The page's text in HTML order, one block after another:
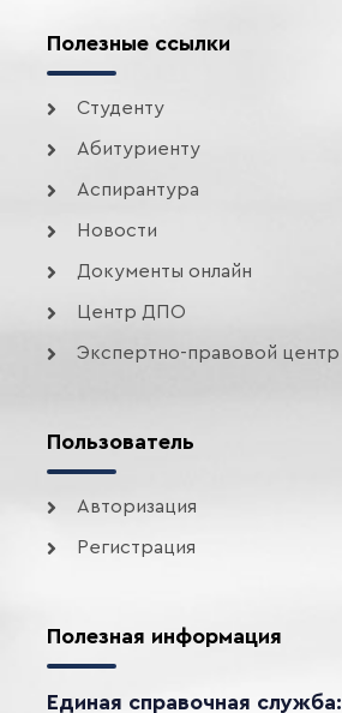
Полезные ссылки
Студенту
Абитуриенту
Аспирантура
Новости
Документы онлайн
Центр ДПО
Экспертно-правовой центр
Пользователь
Авторизация
Регистрация
Полезная информация
Единая справочная служба: